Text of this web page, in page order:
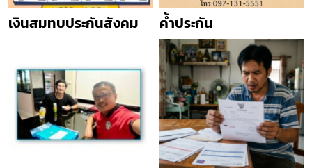
เงินสมทบประกันสังคม ค้ำประกัน